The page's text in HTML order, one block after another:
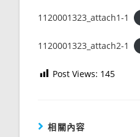
1120001323_attach1-1
1120001323_attach2-1
Post Views: 145
相關內容